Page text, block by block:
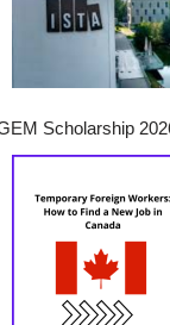
Scholarship